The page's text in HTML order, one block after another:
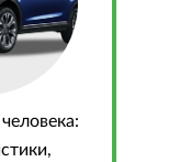
человека: